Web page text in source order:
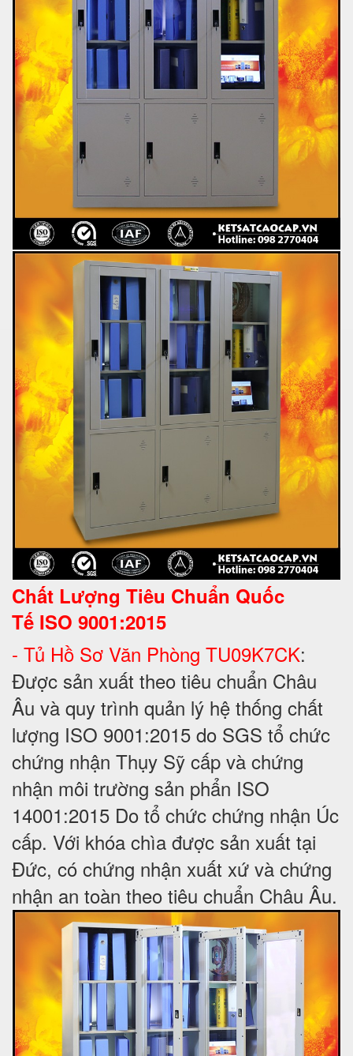
Chất Lượng Tiêu Chuẩn Quốc
Tế ISO 9001:2015
- Tủ Hồ Sơ Văn Phòng TU09K7CK:
Được sản xuất theo tiêu chuẩn Châu
Âu và quy trình quản lý hệ thống chất
lượng ISO 9001:2015 do SGS tổ chức
chứng nhận Thụy Sỹ cấp và chứng
nhận môi trường sản phẩn ISO
14001:2015 Do tổ chức chứng nhận Úc
cấp. Với khóa chìa được sản xuất tại
Đức, có chứng nhận xuất xứ và chứng
nhận an toàn theo tiêu chuẩn Châu Âu.